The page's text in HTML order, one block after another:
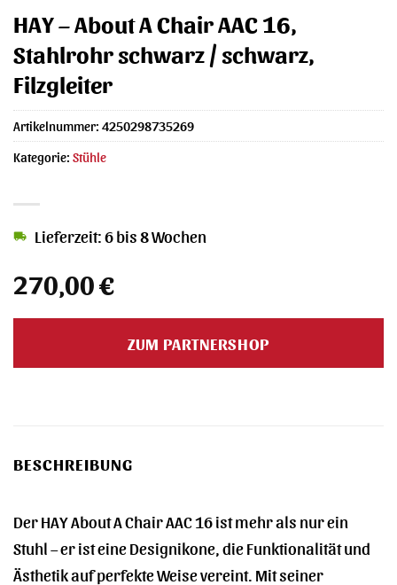
HAY – About A Chair AAC 16,
Stahlrohr schwarz / schwarz,
Filzgleiter
270,00€
Lieferzeit: 6 bis 8 Wochen
ZUM PARTNERSHOP
Artikelnummer: 4250298735269
Kategorie: Stühle
BESCHREIBUNG
Der HAY About A Chair AAC 16 ist mehr als nur ein
Stuhl – er ist eine Designikone, die Funktionalität und
Ästhetik auf perfekte Weise vereint. Mit seiner